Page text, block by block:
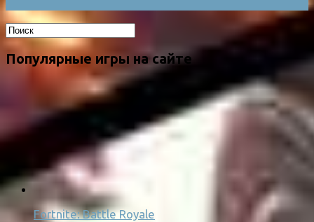
Популярные игры на сайте
Fortnite: Battle Royale